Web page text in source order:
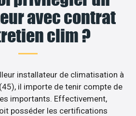
avec contrat
clim ?
installateur de climatisation à
il importe de tenir compte de
importants. Effectivement,
posséder les certifications